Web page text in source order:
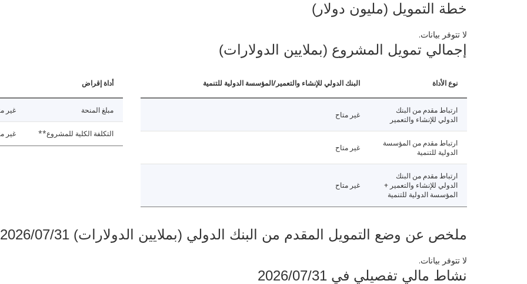
خطة التمويل (مليون دولار)
لا تتوفر بيانات.
إجمالي تمويل المشروع (بملايين الدولارات)
نوع الأداة البنك الدولي للإنشاء والتعمير/المؤسسة الدولية للتنمية
ارتباط مقدم من البنك
الدولي للإنشاء والتعمير
غير متاح
ارتباط مقدم من المؤسسة
الدولية للتنمية
غير متاح
ارتباط مقدم من البنك
الدولي للإنشاء والتعمير +
المؤسسة الدولية للتنمية
غير متاح
أداة إقراض
مبلغ المنحة غير
التكلفة الكلية للمشروع** غير
ملخص عن وضع التمويل المقدم من البنك الدولي (بملايين الدولارات) 2026/07/31
لا تتوفر بيانات.
نشاط مالي تفصيلي في 2026/07/31